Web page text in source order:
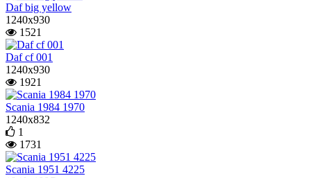
Daf big yellow
1240x930
1521
Daf cf 001
1240x930
1921
Scania 1984 1970
1240x832
1
1731
Scania 1951 4225